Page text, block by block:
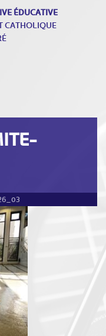
ÉDUCATIVE
CATHOLIQUE